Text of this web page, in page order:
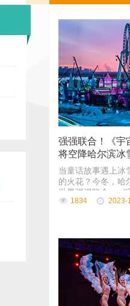
强强联合！《宇
将空降哈尔滨冰
当童话故事遇上冰
的火花？今冬，哈
世界强强联合，《
将空降第二十五届
1834 2023-